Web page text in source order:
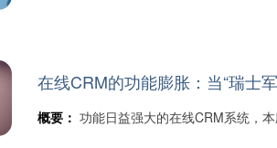
在线CRM的功能膨胀：当“瑞士
概要： 功能日益强大的在线CRM系统，